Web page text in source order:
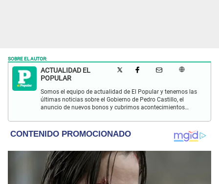
SOBRE EL AUTOR:
ACTUALIDAD EL
POPULAR
Somos el equipo de actualidad de El Popular y tenemos las
últimas noticias sobre el Gobierno de Pedro Castillo, el
anuncio de nuevos bonos y cubrimos acontecimientos